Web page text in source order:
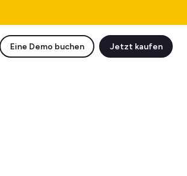
Eine Demo buchen Jetzt kaufen